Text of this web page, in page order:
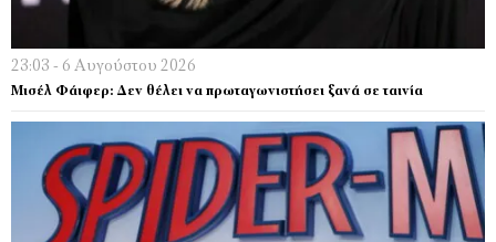
23:03 - 6 Αυγούστου 2026
Μισέλ Φάιφερ: Δεν θέλει να πρωταγωνιστήσει ξανά σε ταινία